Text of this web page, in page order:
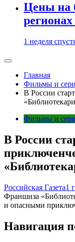
Цены на
1 неделя
Главная
Фильмы и
В России
Фильмы и
В России
Российская Газета1
Франшиза
и опасными
Навигация